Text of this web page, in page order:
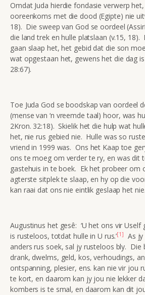
Omdat Juda hierdie fondasie verwerp
ooreenkoms met die dood (Egipte) nie
18). Die sweep van God se oordeel
die land trek en hulle platslaan (v.15,
gaan slaap het, het gebid dat die son
wat opgestaan het, gewens het die dag
28:67).
Toe Juda God se boodskap van oordeel
(mense van ‘n vreemde taal) hoor, was
2Kron. 32:18). Skielik het die hulp wat
het, nie rus gebied nie. Hulle was so
vriend in 1999 was. Ons het Kaap toe
ons te moeg om verder te ry, en was dit
gastehuis in te boek. Ek het probeer om
agterste sitplek te slaap, en hy op die
kan raai dat ons nie eintlik geslaap het nie.
Augustinus het gesê: ‘U het ons vir Uself
is rusteloos, totdat hulle in U rus.’[1]
As
anders rus soek, sal jy rusteloos bly. Die
drank, dwelms, geld, kos, verhoudings,
ontspanning, plesier, ens. kan nie vir jou
te kort, en daarom kan jy jou nie lekker
kombers is te smal, en daarom kan dit